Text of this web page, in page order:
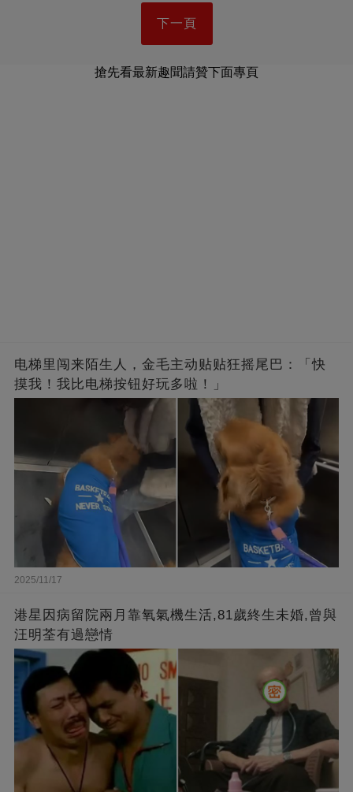
下一頁
搶先看最新趣聞請贊下面專頁
电梯里闯来陌生人，金毛主动贴贴狂摇尾巴：「快
摸我！我比电梯按钮好玩多啦！」
2025/11/17
港星因病留院兩月靠氧氣機生活,81歲終生未婚,曾與
汪明荃有過戀情